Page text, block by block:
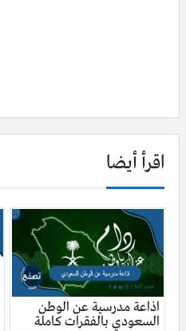
اقرأ أيضا
اذاعة مدرسية عن الوطن
السعودي بالفقرات كاملة